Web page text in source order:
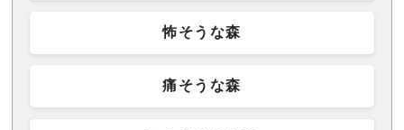
怖そうな森
痛そうな森